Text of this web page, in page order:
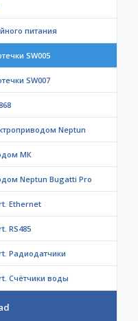
питания
SW005
SW007
Neptun
МК
Neptun Bugatti Pro
Ethernet
RS485
Радиодатчики
Счётчики воды